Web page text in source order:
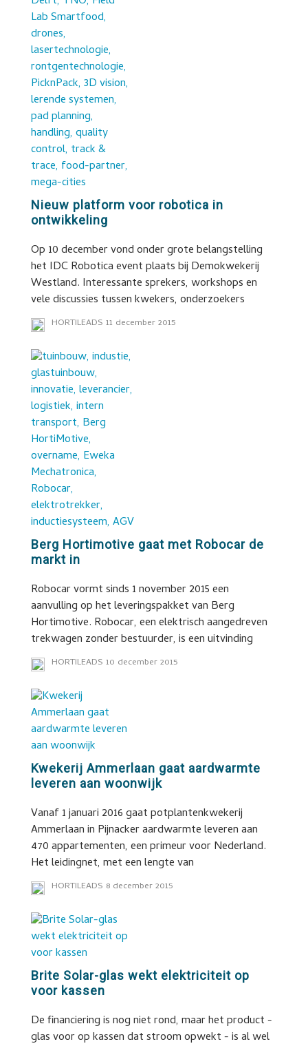
Nieuw platform voor robotica in
ontwikkeling
Op 10 december vond onder grote belangstelling
het IDC Robotica event plaats bij Demokwekerij
Westland. Interessante sprekers, workshops en
vele discussies tussen kwekers, onderzoekers
HORTILEADS 11 december 2015
Berg Hortimotive gaat met Robocar de
markt in
Robocar vormt sinds 1 november 2015 een
aanvulling op het leveringspakket van Berg
Hortimotive. Robocar, een elektrisch aangedreven
trekwagen zonder bestuurder, is een uitvinding
HORTILEADS 10 december 2015
Kwekerij Ammerlaan gaat aardwarmte
leveren aan woonwijk
Vanaf 1 januari 2016 gaat potplantenkwekerij
Ammerlaan in Pijnacker aardwarmte leveren aan
470 appartementen, een primeur voor Nederland.
Het leidingnet, met een lengte van
HORTILEADS 8 december 2015
Brite Solar-glas wekt elektriciteit op
voor kassen
De financiering is nog niet rond, maar het product -
glas voor op kassen dat stroom opwekt - is al wel